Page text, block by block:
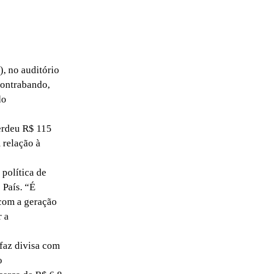
no auditório
R$ 115
à
política de
“É
a geração
a
divisa com